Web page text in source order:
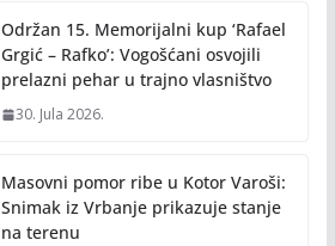
Održan 15. Memorijalni kup ‘Rafael
Grgić – Rafko’: Vogošćani osvojili
prelazni pehar u trajno vlasništvo
30. Jula 2026.
Masovni pomor ribe u Kotor Varoši:
Snimak iz Vrbanje prikazuje stanje
na terenu